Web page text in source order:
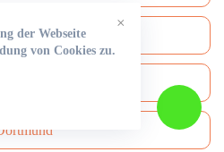
Stuttgart
×
der Webseite
von Cookies zu.